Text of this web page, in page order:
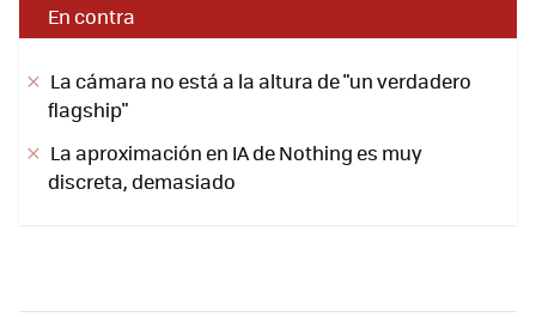
En contra
La cámara no está a la altura de "un verdadero
flagship"
La aproximación en IA de Nothing es muy
discreta, demasiado